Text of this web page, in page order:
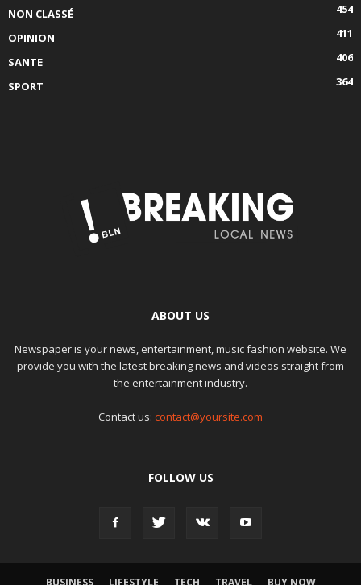
NON CLASSÉ
454
OPINION
411
SANTE
406
SPORT
364
ABOUT US
Newspaper is your news, entertainment, music fashion website. We
provide you with the latest breaking news and videos straight from
the entertainment industry.
Contact us: contact@yoursite.com
FOLLOW US
BUSINESS LIFESTYLE TECH TRAVEL BUY NOW